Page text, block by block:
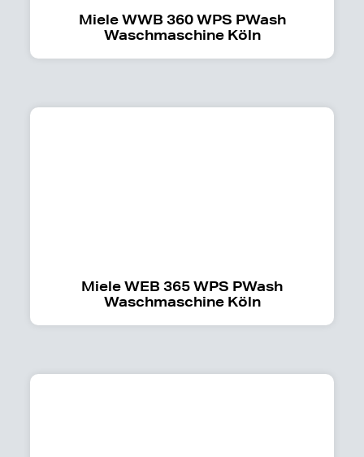
Miele WWB 360 WPS PWash
Waschmaschine Köln
Miele WEB 365 WPS PWash
Waschmaschine Köln